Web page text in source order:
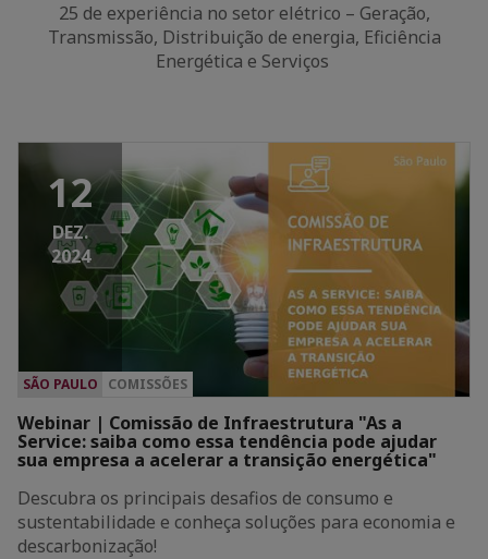
25 de experiência no setor elétrico – Geração,
Transmissão, Distribuição de energia, Eficiência
Energética e Serviços
12
DEZ.
2024
SÃO PAULO COMISSÕES
Webinar | Comissão de Infraestrutura "As a
Service: saiba como essa tendência pode ajudar
sua empresa a acelerar a transição energética"
Descubra os principais desafios de consumo e
sustentabilidade e conheça soluções para economia e
descarbonização!